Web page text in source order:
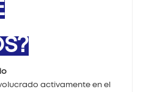
activamente en el